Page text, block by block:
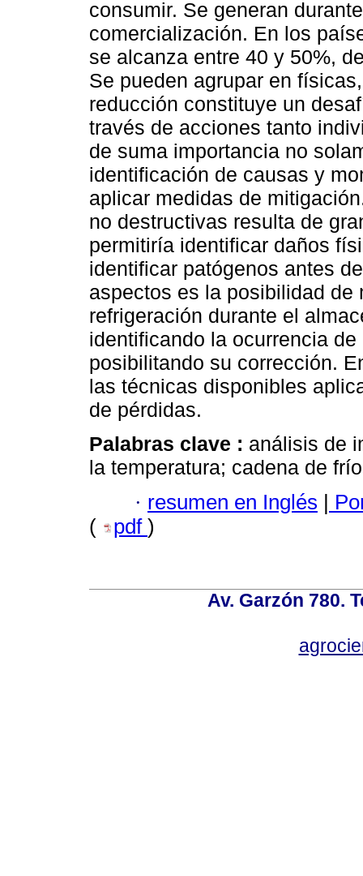
consumir. Se generan
comercialización. En los
se alcanza entre 40 y 50%,
Se pueden agrupar en
reducción constituye un
través de acciones tanto
de suma importancia no
identificación de causas y
aplicar medidas de
no destructivas resulta de
permitiría identificar daños
identificar patógenos antes
aspectos es la posibilidad de
refrigeración durante el
identificando la ocurrencia
posibilitando su corrección.
las técnicas disponibles
de pérdidas.
Palabras clave : análisis de
la temperatura; cadena de
· resumen en Inglés |
(
pdf )
Av. Garzón 780.